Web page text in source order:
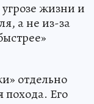
жизни и
а не из-за
отдельно
похода. Его